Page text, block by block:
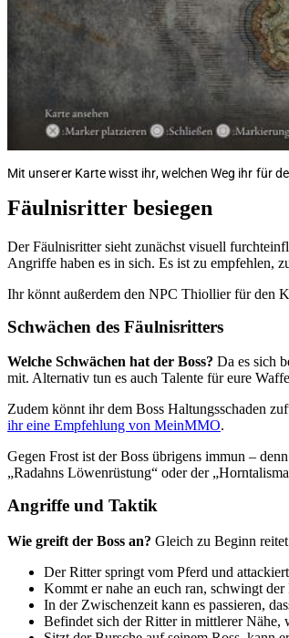
Mit unserer Karte wisst ihr, welchen Weg ihr für
Fäulnisritter besiegen
Der Fäulnisritter sieht zunächst visuell
Angriffe haben es in sich. Es ist zu empfehlen,
Ihr könnt außerdem den NPC Thiollier für den
Schwächen des Fäulnisritters
Welche Schwächen hat der Boss? Da es sich
mit. Alternativ tun es auch Talente für eure
Zudem könnt ihr dem Boss Haltungsschaden
ihr eine Empfehlung von MeinMMO.
Gegen Frost ist der Boss übrigens immun –
„Radahns Löwenrüstung“ oder der
Angriffe und Taktik
Wie greift der Boss an? Gleich zu Beginn
Der Ritter springt vom Pferd und
Kommt er nahe an euch ran, schwingt
In der Zwischenzeit kann es passieren,
Befindet sich der Ritter in mittlerer Nähe,